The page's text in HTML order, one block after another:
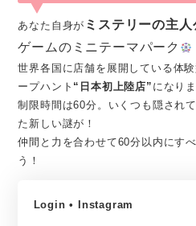
あなた自身が ミステリーの主人
ゲームのミニテーマパーク
世界各国に店舗を展開している体
ープハント “日本初上陸店” になり
制限時間は60分。いくつも隠され
た新しい謎が！
仲間と力を合わせて60分以内にす
う！
Login • Instagram